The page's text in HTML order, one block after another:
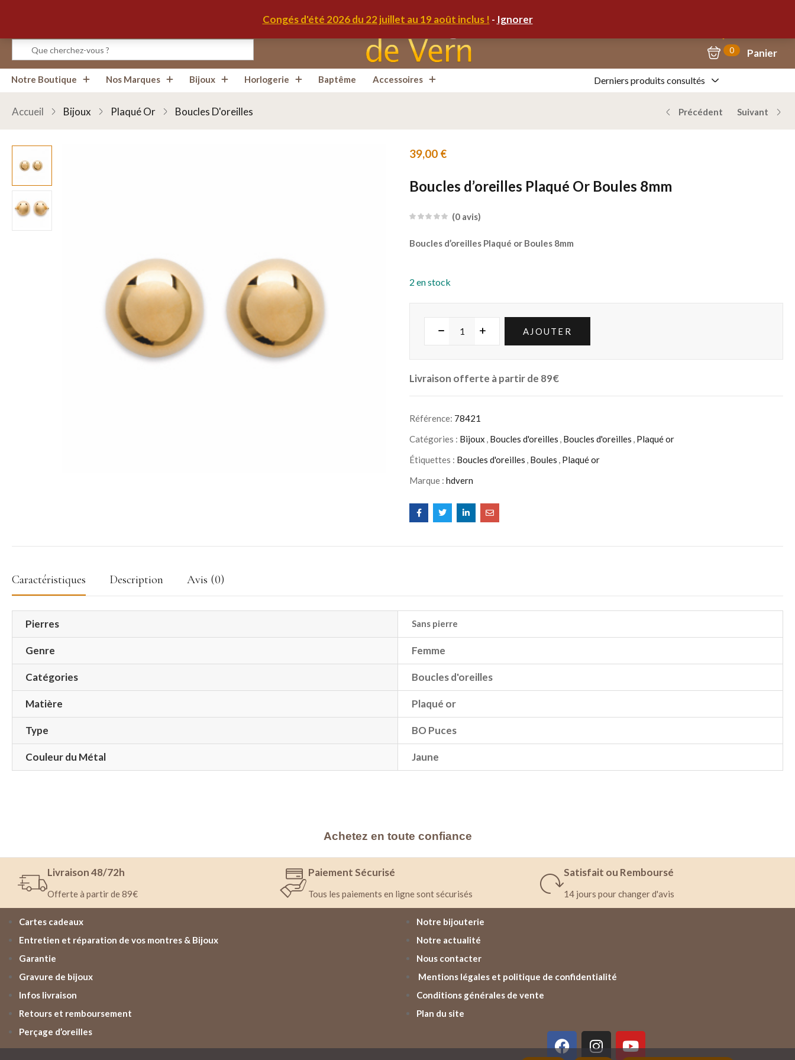
Congés d'été 2026 du 22 juillet au 19 août inclus ! - Ignorer
0 Panier
Notre Boutique Nos Marques Bijoux Horlogerie Baptême Accessoires Derniers produits consultés
Accueil Bijoux Plaqué Or Boucles D'oreilles Précédent Suivant
39,00 €
Boucles d’oreilles Plaqué Or Boules 8mm
0 avis
Boucles d’oreilles Plaqué or Boules 8mm
2 en stock
AJOUTER
Livraison offerte à partir de 89€
Référence: 78421
Catégories : Bijoux , Boucles d'oreilles , Boucles d'oreilles , Plaqué or
Étiquettes : Boucles d'oreilles , Boules , Plaqué or
Marque : hdvern
Caractéristiques Description Avis (0)
Pierres Sans pierre
Genre Femme
Catégories Boucles d'oreilles
Matière Plaqué or
Type BO Puces
Couleur du Métal Jaune
Achetez en toute confiance
Livraison 48/72h
Offerte à partir de 89€
Paiement Sécurisé
Tous les paiements en ligne sont sécurisés
Satisfait ou Remboursé
14 jours pour changer d'avis
Cartes cadeaux
Entretien et réparation de vos montres & Bijoux
Garantie
Gravure de bijoux
Infos livraison
Retours et remboursement
Perçage d’oreilles
Notre bijouterie
Notre actualité
Nous contacter
Mentions légales et politique de confidentialité
Conditions générales de vente
Plan du site